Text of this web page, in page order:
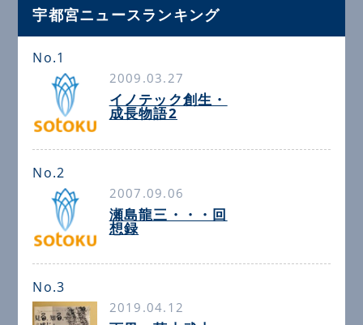
宇都宮ニュースランキング
No.1
2009.03.27
イノテック創生・
成長物語2
No.2
2007.09.06
瀬島龍三・・・回
想録
No.3
2019.04.12